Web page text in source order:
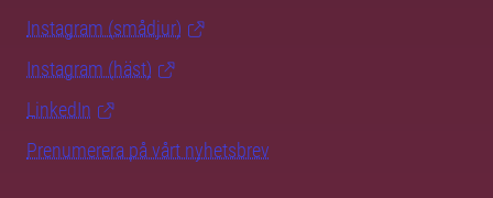
Instagram (smådjur)
Instagram (häst)
LinkedIn
Prenumerera på vårt nyhetsbrev